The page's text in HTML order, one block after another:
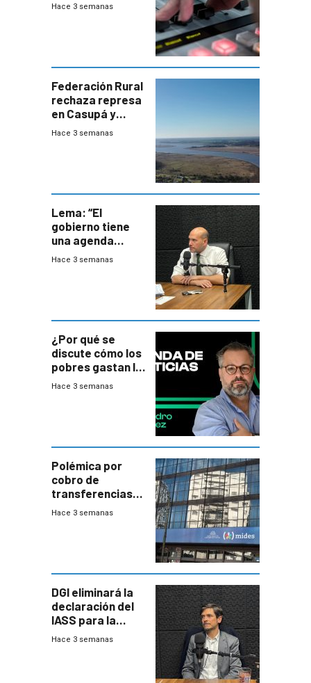
Hace 3 semanas
Federación Rural
rechaza represa
en Casupá y
firma demanda
Hace 3 semanas
Lema: “El
gobierno tiene
una agenda
destructiva”
Hace 3 semanas
¿Por qué se
discute cómo los
pobres gastan la
plata?
Hace 3 semanas
Polémica por
cobro de
transferencias
del Mides en
Hace 3 semanas
DGI eliminará la
declaración del
IASS para la
mayoría de los
Hace 3 semanas